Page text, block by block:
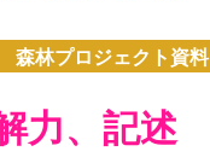
森林プロジェクト資料
力、記述